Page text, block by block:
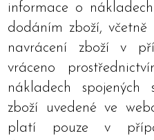
informace o
dodáním zboží,
navrácení zboží v
vráceno
nákladech
zboží uvedené ve
platí pouze v